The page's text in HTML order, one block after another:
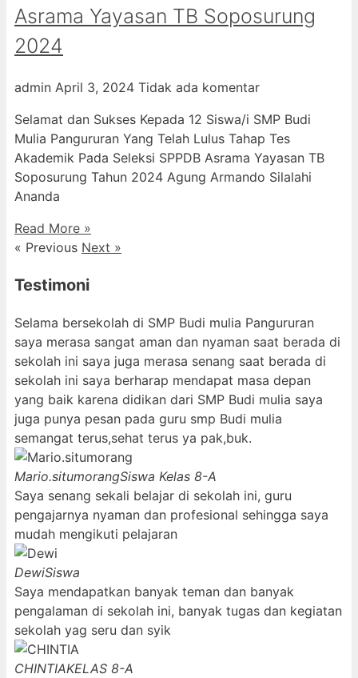
Asrama Yayasan TB Soposurung
2024
admin April 3, 2024 Tidak ada komentar
Selamat dan Sukses Kepada 12 Siswa/i SMP Budi
Mulia Pangururan Yang Telah Lulus Tahap Tes
Akademik Pada Seleksi SPPDB Asrama Yayasan TB
Soposurung Tahun 2024 Agung Armando Silalahi
⁠Ananda
Read More »
« Previous Next »
Testimoni
Selama bersekolah di SMP Budi mulia Pangururan
saya merasa sangat aman dan nyaman saat berada di
sekolah ini saya juga merasa senang saat berada di
sekolah ini saya berharap mendapat masa depan
yang baik karena didikan dari SMP Budi mulia saya
juga punya pesan pada guru smp Budi mulia
semangat terus,sehat terus ya pak,buk.
Mario.situmorangSiswa Kelas 8-A
Saya senang sekali belajar di sekolah ini, guru
pengajarnya nyaman dan profesional sehingga saya
mudah mengikuti pelajaran
DewiSiswa
Saya mendapatkan banyak teman dan banyak
pengalaman di sekolah ini, banyak tugas dan kegiatan
sekolah yag seru dan syik
CHINTIAKELAS 8-A